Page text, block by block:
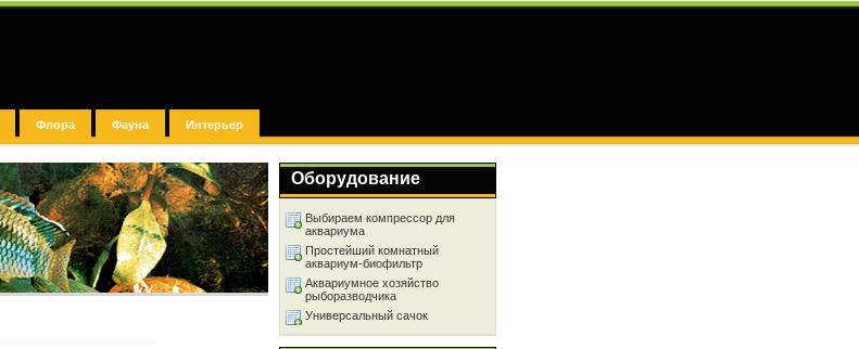
Флора Фауна Интерьер
Оборудование
Выбираем компрессор для
аквариума
Простейший комнатный
аквариум-биофильтр
Аквариумное хозяйство
рыборазводчика
Универсальный сачок